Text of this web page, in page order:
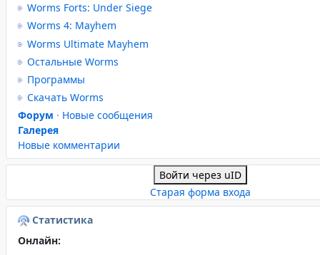
Worms Forts: Under Siege
Worms 4: Mayhem
Worms Ultimate Mayhem
Остальные Worms
Программы
Скачать Worms
Форум · Новые сообщения
Галерея
Новые комментарии
Войти через uID
Старая форма входа
Статистика
Онлайн: